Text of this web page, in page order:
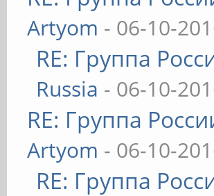
Artyom - 06-10-
RE: Группа
Russia - 06-10-
RE: Группа
Artyom - 06-10-
RE: Группа